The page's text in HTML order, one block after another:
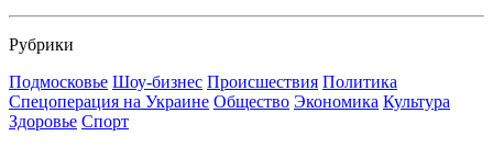
Рубрики
Подмосковье Шоу-бизнес Происшествия Политика
Спецоперация на Украине Общество Экономика Культура
Здоровье Спорт